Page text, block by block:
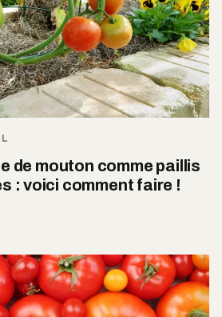
de mouton comme paillis
: voici comment faire !